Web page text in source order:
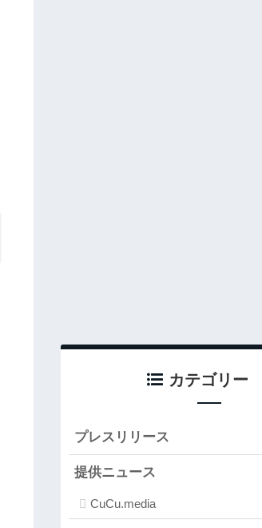
カテゴリー
プレスリリース
提供ニュース
CuCu.media